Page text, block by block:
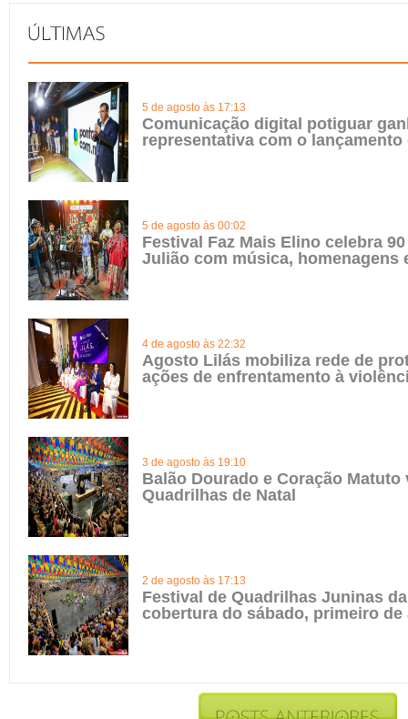
5 de agosto às 17:13
Comunicação digital potiguar
representativa com o lançamento
5 de agosto às 00:02
Festival Faz Mais Elino celebra
Julião com música, homenagens
4 de agosto às 22:32
Agosto Lilás mobiliza rede de
ações de enfrentamento à
3 de agosto às 19:10
Balão Dourado e Coração Matuto
Quadrilhas de Natal
2 de agosto às 17:13
Festival de Quadrilhas Juninas
cobertura do sábado, primeiro de